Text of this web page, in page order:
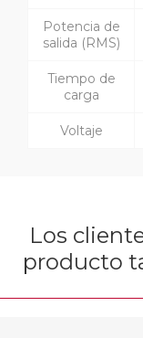
Potencia de
salida (RMS)
Tiempo de
carga
Voltaje
Los
producto